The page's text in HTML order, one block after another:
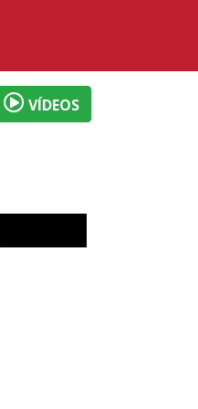
VÍDEOS